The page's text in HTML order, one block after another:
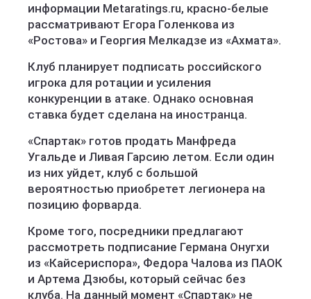
информации Metaratings.ru, красно-белые
рассматривают Егора Голенкова из
«Ростова» и Георгия Мелкадзе из «Ахмата».
Клуб планирует подписать российского
игрока для ротации и усиления
конкуренции в атаке. Однако основная
ставка будет сделана на иностранца.
«Спартак» готов продать Манфреда
Угальде и Ливая Гарсию летом. Если один
из них уйдет, клуб с большой
вероятностью приобретет легионера на
позицию форварда.
Кроме того, посредники предлагают
рассмотреть подписание Германа Онугхи
из «Кайсериспора», Федора Чалова из ПАОК
и Артема Дзюбы, который сейчас без
клуба. На данный момент «Спартак» не